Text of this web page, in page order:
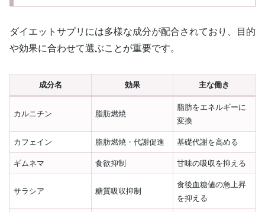
ダイエットサプリには多様な成分が配合されており、目的
や効果に合わせて選ぶことが重要です。
成分名 効果 主な働き
カルニチン 脂肪燃焼
脂肪をエネルギーに
変換
カフェイン 脂肪燃焼・代謝促進 基礎代謝を高める
ギムネマ 食欲抑制 甘味の吸収を抑える
サラシア 糖質吸収抑制
食後血糖値の急上昇
を抑える